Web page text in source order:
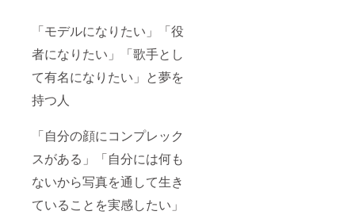
「モデルになりたい」「役
者になりたい」「歌手とし
て有名になりたい」と夢を
持つ人
「自分の顔にコンプレック
スがある」「自分には何も
ないから写真を通して生き
ていることを実感したい」